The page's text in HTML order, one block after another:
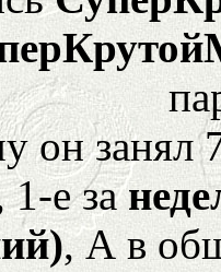
он
1-е за
, А в